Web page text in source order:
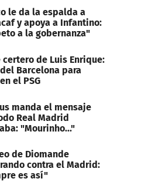
le da la espalda a
y apoya a Infantino:
a la gobernanza"
certero de Luis Enrique:
Barcelona para
el PSG
manda el mensaje
Real Madrid
"Mourinho..."
de Diomande
contra el Madrid:
es así"